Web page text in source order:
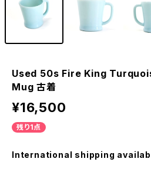
Used 50s Fire King
Mug 古着
¥16,500
残り1点
International shipping